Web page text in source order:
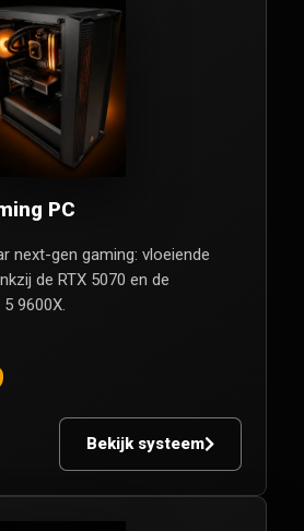
PC
next-gen gaming: vloeiende
de RTX 5070 en de
9600X.
Bekijk systeem